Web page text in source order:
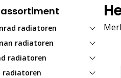
assortiment
radiatoren
radiatoren
radiatoren
radiatoren